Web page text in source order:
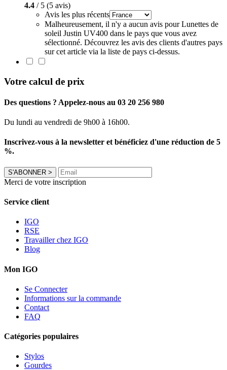
4.4 / 5 (5 avis)
Avis les plus récents
Malheureusement, il n'y a aucun avis pour Lunettes de
soleil Justin UV400 dans le pays que vous avez
sélectionné. Découvrez les avis des clients d'autres pays
sur cet article via la liste de pays ci-dessus.
Votre calcul de prix
Des questions ? Appelez-nous au 03 20 256 980
Du lundi au vendredi de 9h00 à 16h00.
Inscrivez-vous à la newsletter et bénéficiez d'une réduction de 5
%.
S'ABONNER >
Merci de votre inscription
Service client
IGO
RSE
Travailler chez IGO
Blog
Mon IGO
Se Connecter
Informations sur la commande
Contact
FAQ
Catégories populaires
Stylos
Gourdes